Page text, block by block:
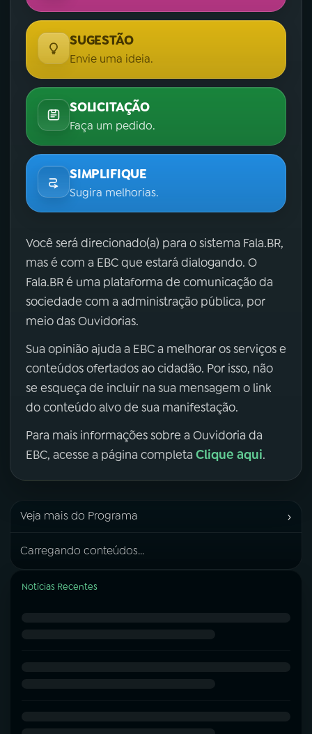
SUGESTÃO
Envie uma ideia.
SOLICITAÇÃO
Faça um pedido.
SIMPLIFIQUE
Sugira melhorias.
Você será direcionado(a) para o sistema Fala.BR,
mas é com a EBC que estará dialogando. O
Fala.BR é uma plataforma de comunicação da
sociedade com a administração pública, por
meio das Ouvidorias.
Sua opinião ajuda a EBC a melhorar os serviços e
conteúdos ofertados ao cidadão. Por isso, não
se esqueça de incluir na sua mensagem o link
do conteúdo alvo de sua manifestação.
Para mais informações sobre a Ouvidoria da
EBC, acesse a página completa Clique aqui.
Veja mais do Programa ›
Carregando conteúdos...
Notícias Recentes